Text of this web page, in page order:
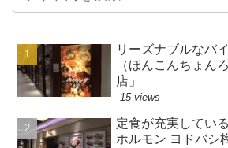
リーズナブルなバ
（ほんこんちょん
店」
15 views
定食が充実してい
ホルモン ヨドバシ